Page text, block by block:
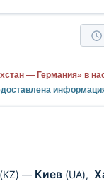
— Германия» в
(KZ) — Киев (UA),